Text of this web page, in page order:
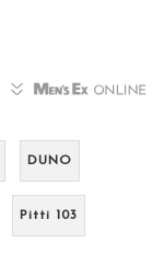
DUNO
Pitti 103